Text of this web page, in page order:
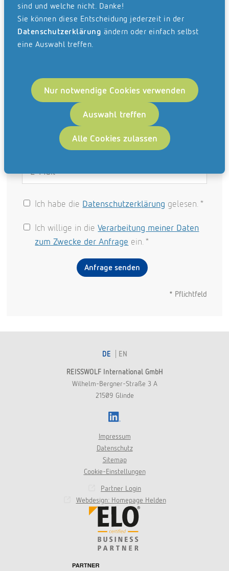
sind und welche nicht. Danke!
Sie können diese Entscheidung jederzeit in der
Datenschutzerklärung ändern oder einfach selbst
eine Auswahl treffen.
Alle Cookies zulassen
Auswahl treffen
Nur notwendige Cookies verwenden
Unternehmen
*
E-Mail*
Ich habe die Datenschutzerklärung gelesen.
Ich willige in dieVerarbeitung meiner Daten
zum Zwecke der Anfrage ein.
* Pflichtfeld
DE EN
REISSWOLF International GmbH
Wilhelm-Bergner-Straße 3 A
21509 Glinde
Impressum
Datenschutz
Sitemap
Cookie-Einstellungen
Partner Login
Webdesign: Homepage Helden